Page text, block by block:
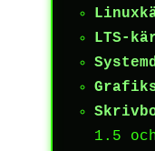
LTS-
1.5